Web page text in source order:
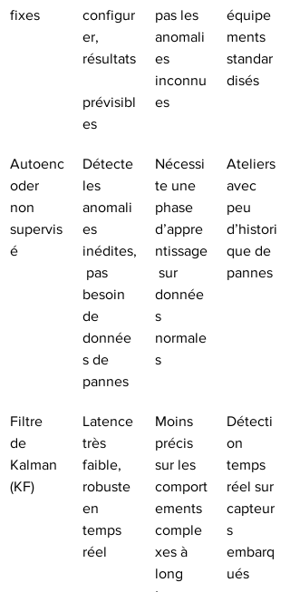
fixes
configur
er,
résultats
prévisibl
es
pas les
anomali
es
inconnu
es
équipe
ments
standar
disés
Autoenc
oder
non
supervis
é
Détecte
les
anomali
es
inédites,
pas
besoin
de
donnée
s de
pannes
Nécessi
te une
phase
d’appre
ntissage
sur
donnée
s
normale
s
Ateliers
avec
peu
d’histori
que de
pannes
Filtre
de
Kalman
(KF)
Latence
très
faible,
robuste
en
temps
réel
Moins
précis
sur les
comport
ements
comple
xes à
long
Détecti
on
temps
réel sur
capteur
s
embarq
ués